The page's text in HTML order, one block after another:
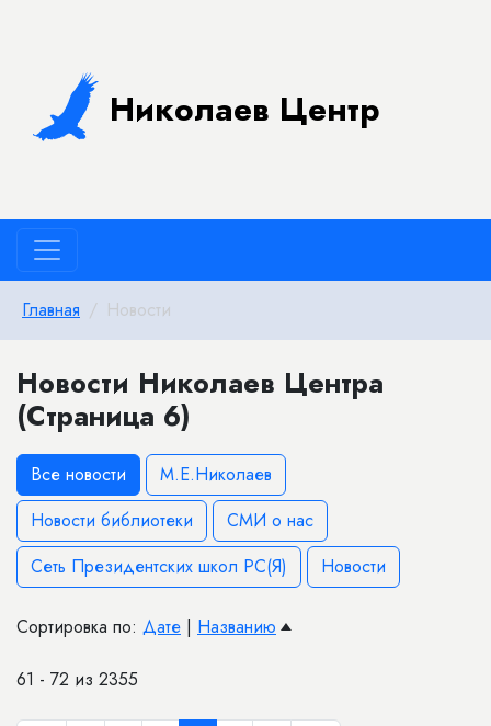
Николаев Центр
Главная Новости
Новости Николаев Центра
(Страница 6)
Все новости
М.Е.Николаев
Новости библиотеки
СМИ о нас
Сеть Президентских школ РС(Я)
Новости
Сортировка по: Дате | Названию
61 - 72 из 2355